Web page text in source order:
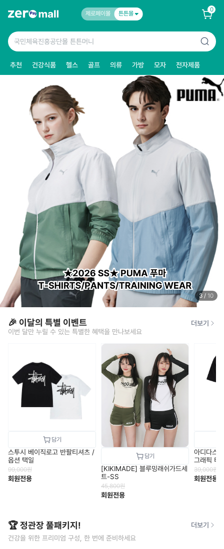
제로페이몰 튼튼몰
0
추천 건강식품 헬스 골프 의류 가방 모자 전자제품
3 / 10
🎉 이달의 특별 이벤트
이번 달만 누릴 수 있는 특별한 혜택을 만나보세요
더보기
스투시 베이직로고 반팔티셔츠 /
옵션 택일
99,000원
회원전용
[KIKIMADE] 블루밍래쉬가드세
트-SS
45,800원
회원전용
아디다스
그래픽
39,000원
회원전용
🏆 정관장 풀패키지!
건강을 위한 프리미엄 구성, 한 번에 준비하세요
더보기